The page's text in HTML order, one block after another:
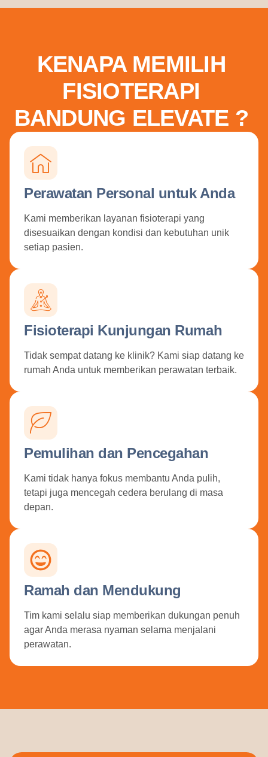
KENAPA MEMILIH
FISIOTERAPI
BANDUNG ELEVATE ?
Perawatan Personal untuk Anda
Kami memberikan layanan fisioterapi yang
disesuaikan dengan kondisi dan kebutuhan unik
setiap pasien.
Fisioterapi Kunjungan Rumah
Tidak sempat datang ke klinik? Kami siap datang ke
rumah Anda untuk memberikan perawatan terbaik.
Pemulihan dan Pencegahan
Kami tidak hanya fokus membantu Anda pulih,
tetapi juga mencegah cedera berulang di masa
depan.
Ramah dan Mendukung
Tim kami selalu siap memberikan dukungan penuh
agar Anda merasa nyaman selama menjalani
perawatan.